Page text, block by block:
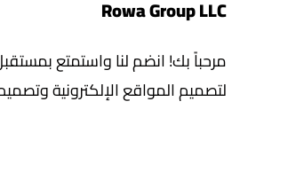
Rowa Group LLC
مرحباً بك! انضم لنا واستمتع
لتصميم المواقع الإلكترونية